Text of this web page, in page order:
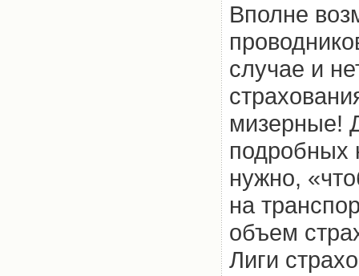
Вполне
случае и
мизерные!
подробных
нужно,
на
объем
Лиги